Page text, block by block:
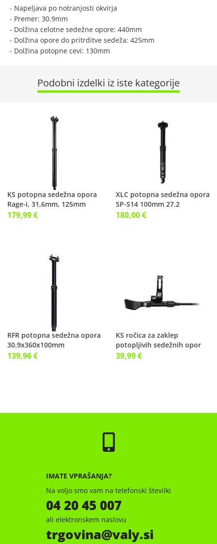
- Napeljava po notranjosti okvirja
- Premer: 30.9mm
- Dolžina celotne sedežne opore: 440mm
- Dolžina opore do pritrditve sedeža: 425mm
- Dolžina potopne cevi: 130mm
Podobni izdelki iz iste kategorije
KS potopna sedežna opora
Rage-i, 31,6mm, 125mm
179,99 €
XLC potopna sedežna opora
SP-S14 100mm 27.2
180,00 €
RFR potopna sedežna opora
30.9x360x100mm
139,96 €
KS ročica za zaklep
potopljivih sedežnih opor
39,99 €
IMATE VPRAŠANJA?
Na voljo smo vam na telefonski številki
04 20 45 007
ali elektronskem naslovu
trgovina valy.si